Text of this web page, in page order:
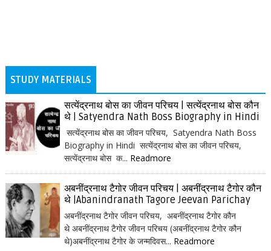
STUDY MATERIALS
सत्येंद्रनाथ बोस का जीवन परिचय | सत्येंद्रनाथ बोस कौन
थे | Satyendra Nath Boss Biography in Hindi
सत्येंद्रनाथ बोस का जीवन परिचय, Satyendra Nath Boss
Biography in Hindi सत्येंद्रनाथ बोस का जीवन परिचय,
सत्येंद्रनाथ बोस क... Readmore
अबनींद्रनाथ टैगोर जीवन परिचय | अबनींद्रनाथ टैगोर कौन
थे |Abanindranath Tagore Jeevan Parichay
अबनींद्रनाथ टैगोर जीवन परिचय, अबनींद्रनाथ टैगोर कौन
थे अबनींद्रनाथ टैगोर जीवन परिचय (अबनींद्रनाथ टैगोर कौन
थे)अबनींद्रनाथ टैगोर के जन्मदिवस... Readmore